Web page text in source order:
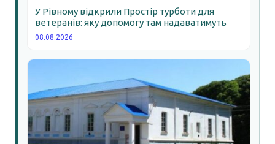
У Рівному відкрили Простір турботи для
ветеранів: яку допомогу там надаватимуть
08.08.2026